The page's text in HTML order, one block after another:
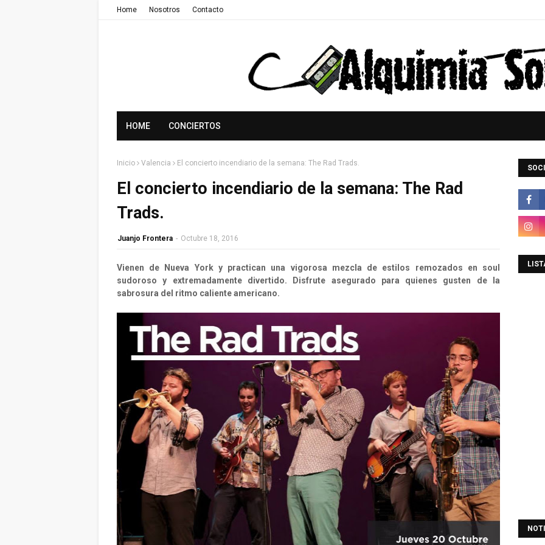
Home Nosotros Contacto
HOME CONCIERTOS
Inicio Valencia El concierto incendiario de la semana: The Rad Trads.
El concierto incendiario de la semana: The Rad
Trads.
Juanjo Frontera - Octubre 18, 2016
Vienen de Nueva York y practican una vigorosa mezcla de estilos remozados en soul
sudoroso y extremadamente divertido. Disfrute asegurado para quienes gusten de la
sabrosura del ritmo caliente americano.